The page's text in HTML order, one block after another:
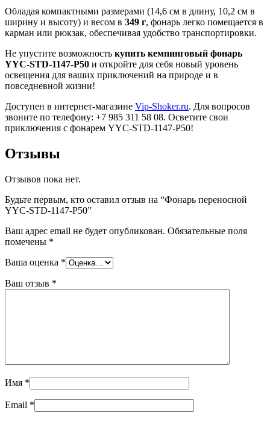
Обладая компактными размерами (14,6 см в длину, 10,2 см в
ширину и высоту) и весом в 349 г, фонарь легко помещается в
карман или рюкзак, обеспечивая удобство транспортировки.
Не упустите возможность купить кемпинговый фонарь
YYC-STD-1147-P50 и откройте для себя новый уровень
освещения для ваших приключений на природе и в
повседневной жизни!
Доступен в интернет-магазине Vip-Shoker.ru. Для вопросов
звоните по телефону: +7 985 311 58 08. Осветите свои
приключения с фонарем YYC-STD-1147-P50!
Отзывы
Отзывов пока нет.
Будьте первым, кто оставил отзыв на “Фонарь переносной
YYC-STD-1147-P50”
Ваш адрес email не будет опубликован. Обязательные поля
помечены *
Ваша оценка *
Ваш отзыв *
Имя *
Email *